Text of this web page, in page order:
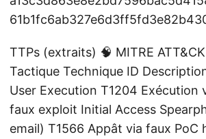
TTPs (extraits) 🧠 MITRE
Tactique Technique ID
User Execution T1204 Exécution
faux exploit Initial Access
email) T1566 Appât via faux PoC